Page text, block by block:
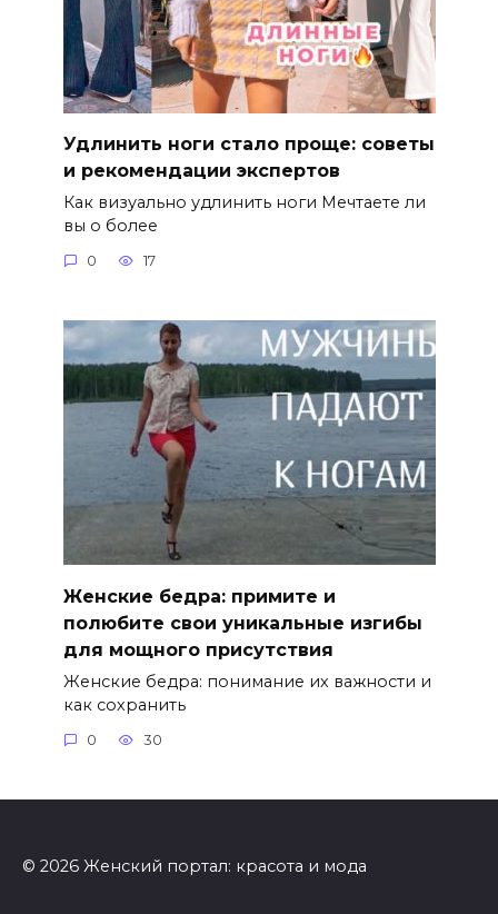
Удлинить ноги стало проще: советы
и рекомендации экспертов
Как визуально удлинить ноги Мечтаете ли
вы о более
0 17
Женские бедра: примите и
полюбите свои уникальные изгибы
для мощного присутствия
Женские бедра: понимание их важности и
как сохранить
0 30
© 2026 Женский портал: красота и мода